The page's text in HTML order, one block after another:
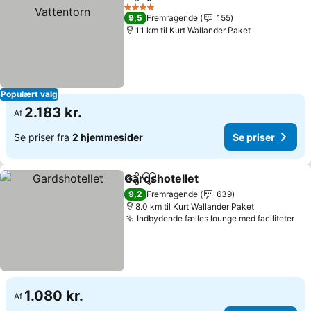
Populært valg
4 Stjerner
9,5 Fremragende
155
1.1 km til Kurt Wallander Paket
Af 2.183 kr.
Se priser fra 2 hjemmesider Se priser
Del Føj til favoritter
Gardshotellet
9,2 Fremragende
639
8.0 km til Kurt Wallander Paket
Indbydende fælles lounge med faciliteterSe
Af 1.080 kr.